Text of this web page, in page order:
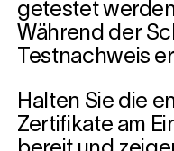
getestet
Während der
Testnachweis
Halten Sie die
Zertifikate am